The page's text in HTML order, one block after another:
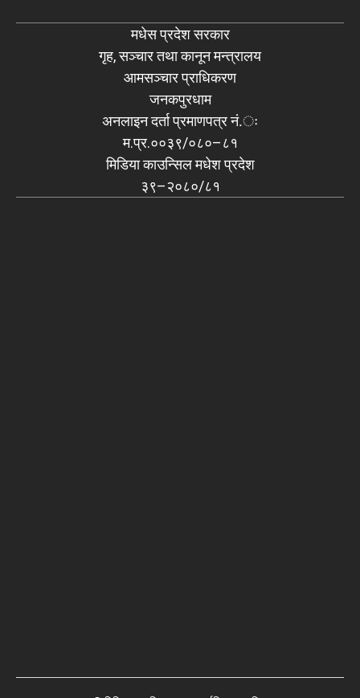
मधेस प्रदेश सरकार
गृह, सञ्चार तथा कानून मन्त्रालय
आमसञ्चार प्राधिकरण
जनकपुरधाम
अनलाइन दर्ता प्रमाणपत्र नं.ः
म.प्र.००३९/०८०–८१
मिडिया काउन्सिल मधेश प्रदेश
३९–२०८०/८१